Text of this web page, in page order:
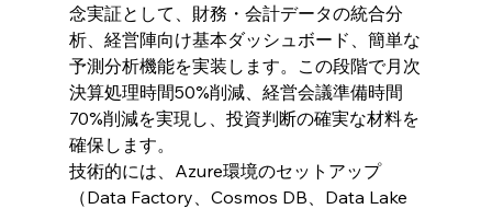
念実証として、財務・会計データの統合分
析、経営陣向け基本ダッシュボード、簡単な
予測分析機能を実装します。この段階で月次
決算処理時間50%削減、経営会議準備時間
70%削減を実現し、投資判断の確実な材料を
確保します。
技術的には、Azure環境のセットアップ
（Data Factory、Cosmos DB、Data Lake